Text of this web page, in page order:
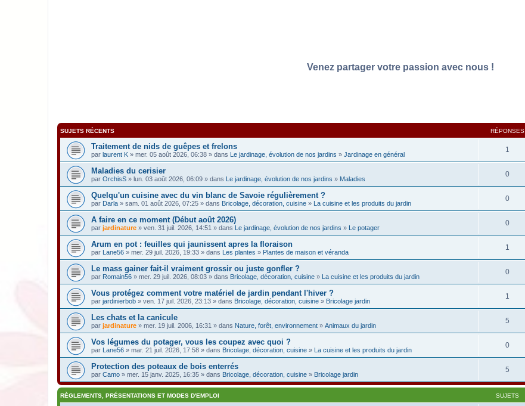
Venez partager votre passion avec nous !
SUJETS RÉCENTS RÉPONSES
Traitement de nids de guêpes et frelons
par laurent K » mer. 05 août 2026, 06:38 » dans Le jardinage, évolution de nos jardins » Jardinage en général
1
Maladies du cerisier
par OrchisS » lun. 03 août 2026, 06:09 » dans Le jardinage, évolution de nos jardins » Maladies
0
Quelqu'un cuisine avec du vin blanc de Savoie régulièrement ?
par Darla » sam. 01 août 2026, 07:25 » dans Bricolage, décoration, cuisine » La cuisine et les produits du jardin
0
A faire en ce moment (Début août 2026)
par jardinature » ven. 31 juil. 2026, 14:51 » dans Le jardinage, évolution de nos jardins » Le potager
0
Arum en pot : feuilles qui jaunissent apres la floraison
par Lane56 » mer. 29 juil. 2026, 19:33 » dans Les plantes » Plantes de maison et véranda
1
Le mass gainer fait-il vraiment grossir ou juste gonfler ?
par Romain56 » mer. 29 juil. 2026, 08:03 » dans Bricolage, décoration, cuisine » La cuisine et les produits du jardin
0
Vous protégez comment votre matériel de jardin pendant l'hiver ?
par jardinierbob » ven. 17 juil. 2026, 23:13 » dans Bricolage, décoration, cuisine » Bricolage jardin
1
Les chats et la canicule
par jardinature » mer. 19 juil. 2006, 16:31 » dans Nature, forêt, environnement » Animaux du jardin
5
Vos légumes du potager, vous les coupez avec quoi ?
par Lane56 » mar. 21 juil. 2026, 17:58 » dans Bricolage, décoration, cuisine » La cuisine et les produits du jardin
0
Protection des poteaux de bois enterrés
par Camo » mer. 15 janv. 2025, 16:35 » dans Bricolage, décoration, cuisine » Bricolage jardin
5
RÈGLEMENTS, PRÉSENTATIONS ET MODES D'EMPLOI SUJETS